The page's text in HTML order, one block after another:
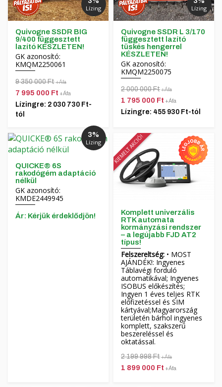
Lízing
Quivogne SSDR BIG
9/400 függesztett
lazító KÉSZLETEN!
GK azonosító:
KMQM2250061
9 350 000 Ft+Áfa
7 995 000 Ft +Áfa
Lízingre: 2 030 730 Ft-
tól
Lízing
Quivogne SSDR L 3/170
függesztett lazító
tüskés hengerrel
KÉSZLETEN!
GK azonosító:
KMQM2250075
2 000 000 Ft+Áfa
1 795 000 Ft +Áfa
Lízingre: 455 930 Ft-tól
3%
Lízing
QUICKE® 6S
rakodógém adaptáció
nélkül
GK azonosító:
KMDE2449945
Ár: Kérjük érdeklődjön!
KIEMELT AKCIÓ!
Komplett univerzális
RTK automata
kormányzási rendszer
– a legújabb FJD AT2
típus!
Felszereltség: • MOST
AJÁNDÉK!: Ingyenes
Táblavégi forduló
automatikával; Ingyenes
ISOBUS előkészítés;
Ingyen 1 éves teljes RTK
előfizetéssel és SIM
kártyával;Magyarország
területén bárhol ingyenes
komplett, szakszerű
beszereléssel és
oktatással.
2 199 998 Ft+Áfa
1 899 000 Ft +Áfa